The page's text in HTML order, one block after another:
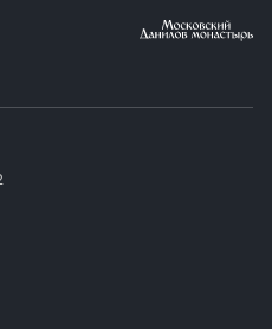
автомобиля,
к месту запланированной
места назначения
въезд, то Покупателю
стоимость въезда